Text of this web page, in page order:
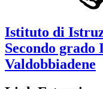
Istituto di
Secondo grado
Valdobbiadene